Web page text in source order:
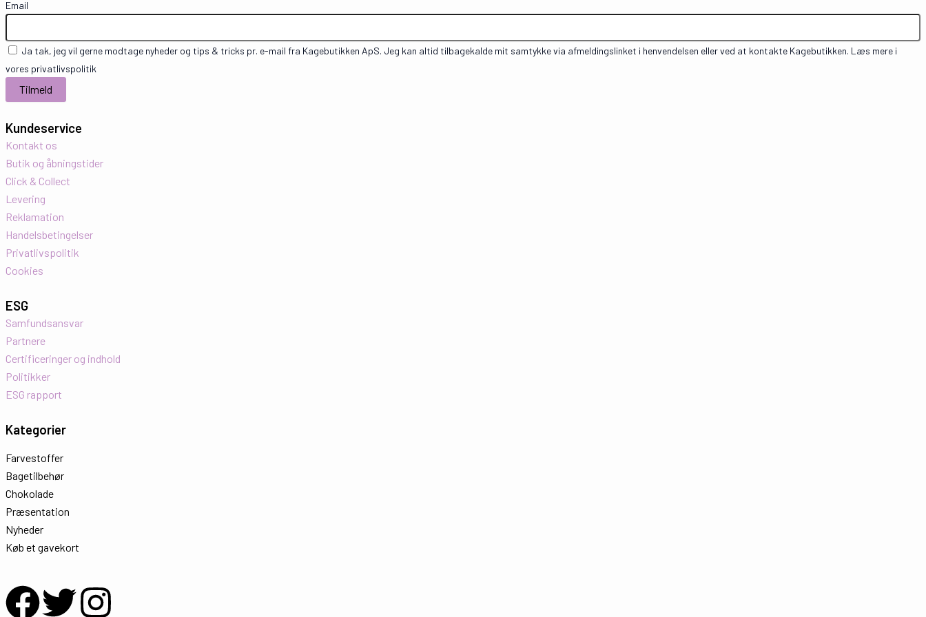
Email
Ja tak, jeg vil gerne modtage nyheder og tips & tricks pr. e-mail fra Kagebutikken ApS. Jeg kan altid tilbagekalde mit samtykke via afmeldingslinket i henvendelsen eller ved at kontakte Kagebutikken. Læs mere i
vores privatlivspolitik
Kundeservice
Kontakt os
Butik og åbningstider
Click & Collect
Levering
Reklamation
Handelsbetingelser
Privatlivspolitik
Cookies
ESG
Samfundsansvar
Partnere
Certificeringer og indhold
Politikker
ESG rapport
Kategorier
Farvestoffer
Bagetilbehør
Chokolade
Præsentation
Nyheder
Køb et gavekort
F T I